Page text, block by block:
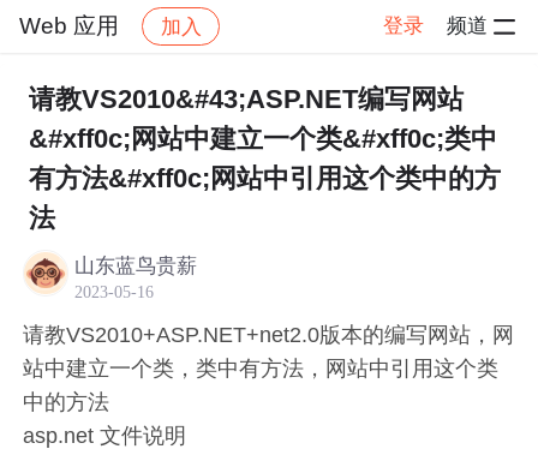
Web 应用 加入 登录 频道
社区 Web 应用
请教VS2010&#43;ASP.NET编写网站
&#xff0c;网站中建立一个类&#xff0c;类中
有方法&#xff0c;网站中引用这个类中的方
法
山东蓝鸟贵薪
2023-05-16
请教VS2010+ASP.NET+net2.0版本的编写网站，网
站中建立一个类，类中有方法，网站中引用这个类
中的方法
asp.net 文件说明